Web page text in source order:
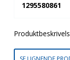
1295580861